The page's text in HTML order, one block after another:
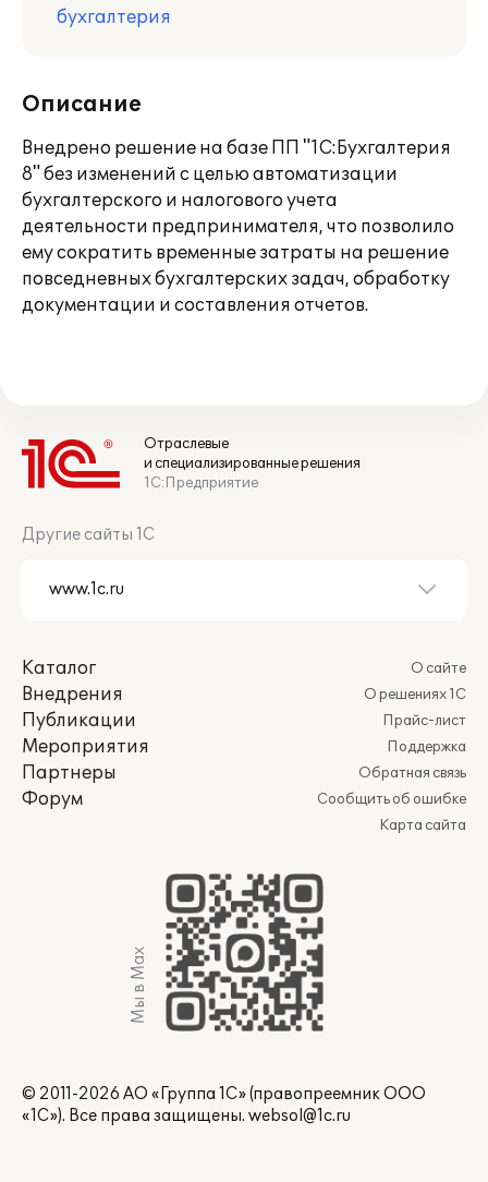
бухгалтерия
Описание
Внедрено решение на базе ПП "1С:Бухгалтерия
8" без изменений с целью автоматизации
бухгалтерского и налогового учета
деятельности предпринимателя, что позволило
ему сократить временные затраты на решение
повседневных бухгалтерских задач, обработку
документации и составления отчетов.
Отраслевые
и специализированные решения
1С:Предприятие
Другие сайты 1С
Каталог
Внедрения
Публикации
Мероприятия
Партнеры
Форум
О сайте
О решениях 1С
Прайс-лист
Поддержка
Обратная связь
Сообщить об ошибке
Карта сайта
Мы в Max
© 2011-2026 АО «Группа 1С» (правопреемник ООО
«1С»). Все права защищены. websol@1c.ru